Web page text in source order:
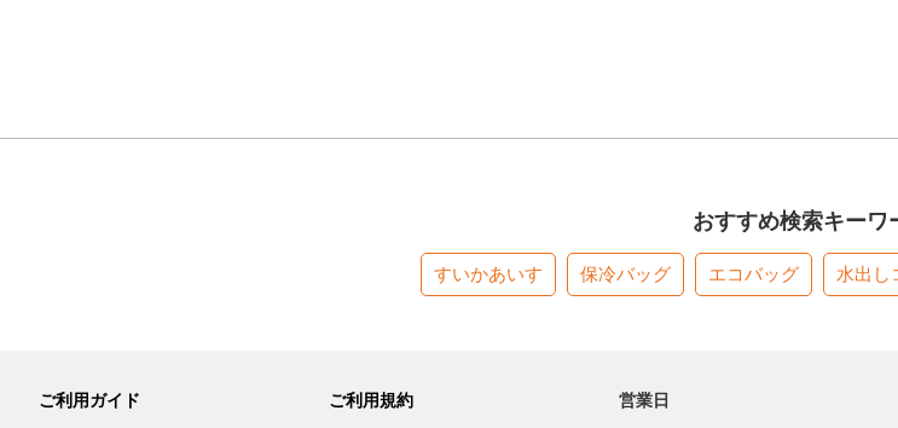
おすすめ検索キーワ
すいかあいす 保冷バッグ エコバッグ 水出し
ご利用ガイド ご利用規約 営業日